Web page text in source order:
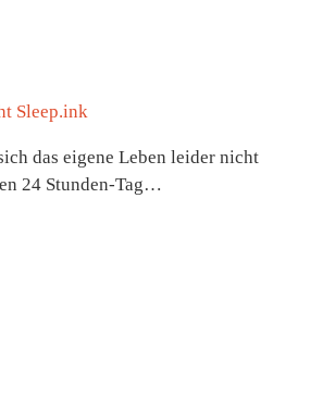
Sleep.ink
das eigene Leben leider nicht
24 Stunden-Tag…